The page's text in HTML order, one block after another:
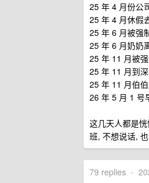
25 年 4 月份公
25 年 4 月休假
25 年 6 月被强
25 年 6 月奶奶
25 年 11 月被
25 年 11 月到
25 年 11 月伯
26 年 5 月 1 号
这几天人都是
班, 不想说话,
79 replies •